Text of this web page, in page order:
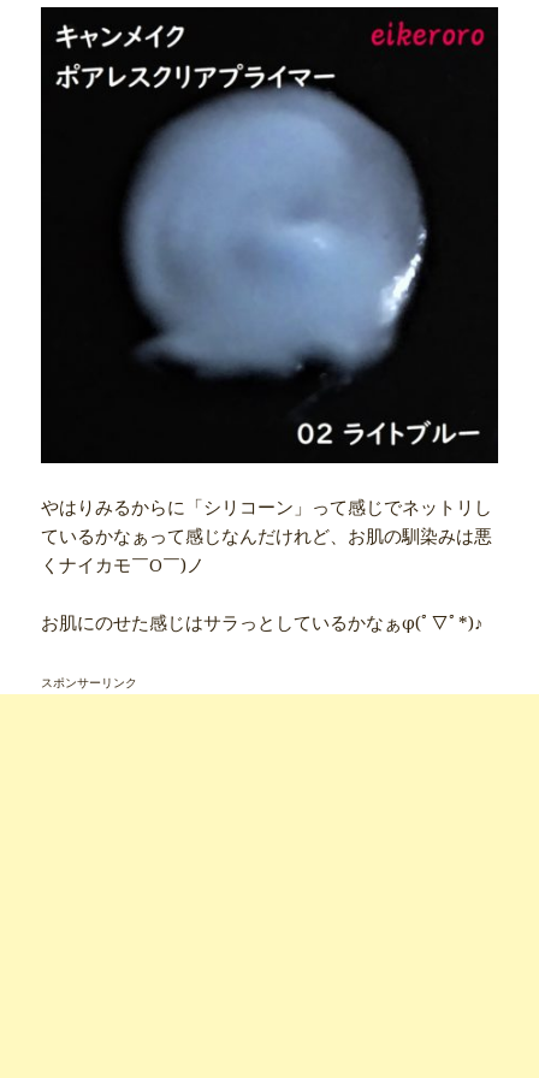
やはりみるからに「シリコーン」って感じでネットリし
ているかなぁって感じなんだけれど、お肌の馴染みは悪
くナイカモ￣O￣)ノ
お肌にのせた感じはサラっとしているかなぁφ(ﾟ▽ﾟ*)♪
スポンサーリンク